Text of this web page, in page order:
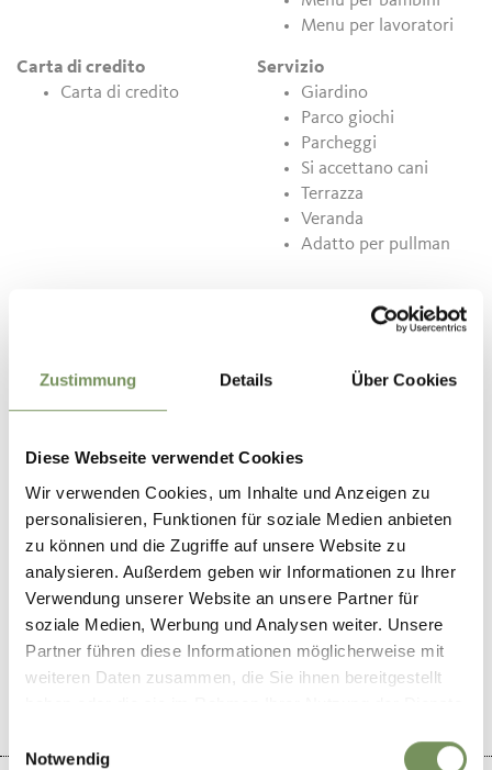
Zustimmung Details Über Cookies
Diese Webseite verwendet Cookies
Wir verwenden Cookies, um Inhalte und Anzeigen zu
personalisieren, Funktionen für soziale Medien anbieten
zu können und die Zugriffe auf unsere Website zu
analysieren. Außerdem geben wir Informationen zu Ihrer
Verwendung unserer Website an unsere Partner für
soziale Medien, Werbung und Analysen weiter. Unsere
Partner führen diese Informationen möglicherweise mit
weiteren Daten zusammen, die Sie ihnen bereitgestellt
Notwendig
Menu per lavoratori
Carta di credito
Carta di credito
Servizio
Giardino
Parco giochi
Parcheggi
Si accettano cani
Terrazza
Veranda
Adatto per pullman
Via Aslago, 64
info@restaurantseilbahn.it
T+39 0473 923334
IL CONTENUTO VI È STATO UTILE? SÌ NO